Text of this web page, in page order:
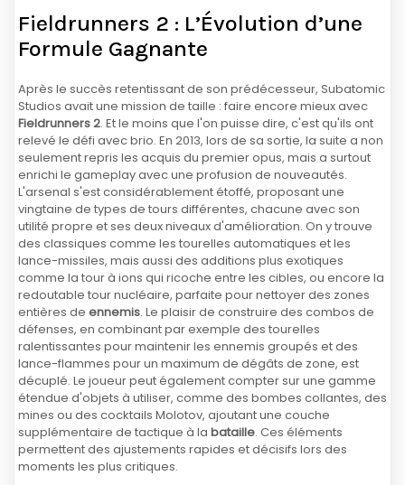
Fieldrunners 2 : L’Évolution d’une
Formule Gagnante
Après le succès retentissant de son prédécesseur, Subatomic
Studios avait une mission de taille : faire encore mieux avec
Fieldrunners 2. Et le moins que l'on puisse dire, c'est qu'ils ont
relevé le défi avec brio. En 2013, lors de sa sortie, la suite a non
seulement repris les acquis du premier opus, mais a surtout
enrichi le gameplay avec une profusion de nouveautés.
L'arsenal s'est considérablement étoffé, proposant une
vingtaine de types de tours différentes, chacune avec son
utilité propre et ses deux niveaux d'amélioration. On y trouve
des classiques comme les tourelles automatiques et les
lance-missiles, mais aussi des additions plus exotiques
comme la tour à ions qui ricoche entre les cibles, ou encore la
redoutable tour nucléaire, parfaite pour nettoyer des zones
entières de ennemis. Le plaisir de construire des combos de
défenses, en combinant par exemple des tourelles
ralentissantes pour maintenir les ennemis groupés et des
lance-flammes pour un maximum de dégâts de zone, est
décuplé. Le joueur peut également compter sur une gamme
étendue d'objets à utiliser, comme des bombes collantes, des
mines ou des cocktails Molotov, ajoutant une couche
supplémentaire de tactique à la bataille. Ces éléments
permettent des ajustements rapides et décisifs lors des
moments les plus critiques.